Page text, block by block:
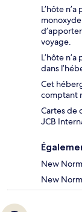
L’hôte
voyage.
L’hôte
dans
Cet
comptant
Cartes de
JCB
New
New